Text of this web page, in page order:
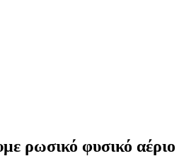
ρωσικό φυσικό